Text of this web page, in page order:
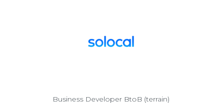
Business Developer BtoB (terrain)